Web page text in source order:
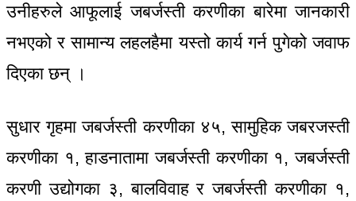
उनीहरुले आफूलाई जबर्जस्ती करणीका बारेमा जानकारी
नभएको र सामान्य लहलहैमा यस्तो कार्य गर्न पुगेको जवाफ
दिएका छन् ।
सुधार गृहमा जबर्जस्ती करणीका ४५, सामुहिक जबरजस्ती
करणीका १, हाडनातामा जबर्जस्ती करणीका १, जबर्जस्ती
करणी उद्योगका ३, बालविवाह र जबर्जस्ती करणीका १,